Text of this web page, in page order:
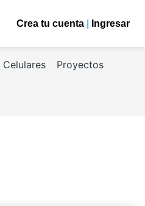
Crea tu cuenta| Ingresar
Celulares Proyectos